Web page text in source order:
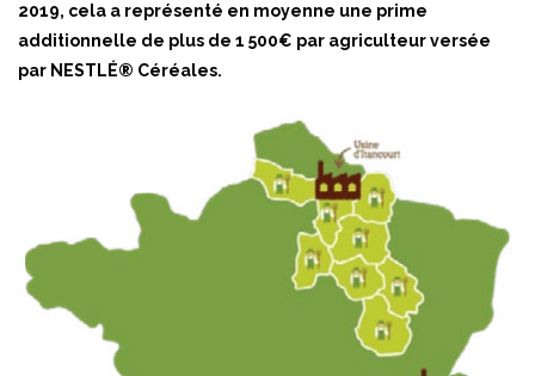
2019, cela a représenté en moyenne une prime
additionnelle de plus de 1 500€ par agriculteur versée
par NESTLÉ® Céréales.